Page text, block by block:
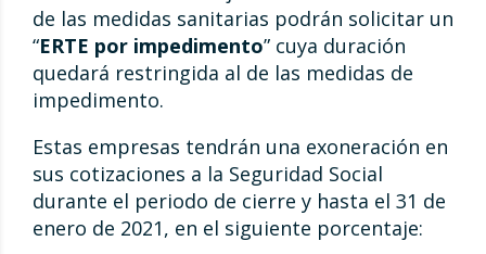
de las medidas sanitarias podrán solicitar un
“ERTE por impedimento” cuya duración
quedará restringida al de las medidas de
impedimento.
Estas empresas tendrán una exoneración en
sus cotizaciones a la Seguridad Social
durante el periodo de cierre y hasta el 31 de
enero de 2021, en el siguiente porcentaje: